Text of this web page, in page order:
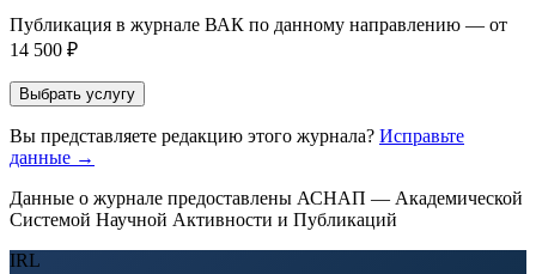
Публикация в журнале ВАК по данному направлению — от
14 500 ₽
Выбрать услугу
Вы представляете редакцию этого журнала? Исправьте
данные →
Данные о журнале предоставлены АСНАП — Академической
Системой Научной Активности и Публикаций
IRL